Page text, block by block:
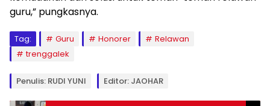
guru,” pungkasnya.
Tag: Guru Honorer
Relawan
trenggalek
Penulis: RUDI YUNI Editor: JAOHAR